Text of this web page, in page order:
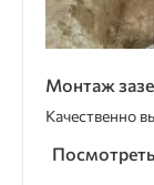
Монтаж
Качественно
Посмотреть